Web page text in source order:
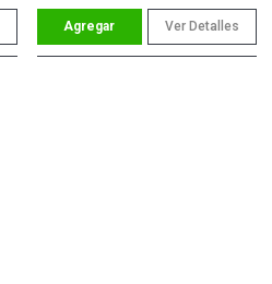
Ver Detalles